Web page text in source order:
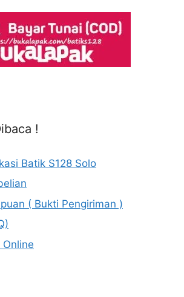
!
Batik S128 Solo
( Bukti Pengiriman )